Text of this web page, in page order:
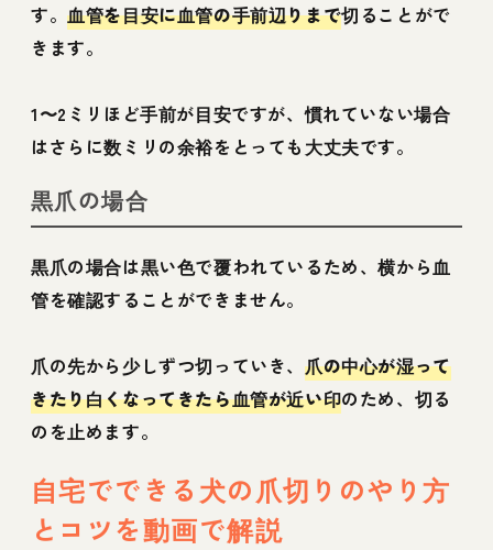
す。血管を目安に血管の手前辺りまで切ることがで
きます。
1〜2ミリほど手前が目安ですが、慣れていない場合
はさらに数ミリの余裕をとっても大丈夫です。
黒爪の場合
黒爪の場合は黒い色で覆われているため、横から血
管を確認することができません。
爪の先から少しずつ切っていき、 爪の中心が湿って
きたり白くなってきたら血管が近い印のため、切る
のを止めます。
自宅でできる犬の爪切りのやり方
とコツを動画で解説